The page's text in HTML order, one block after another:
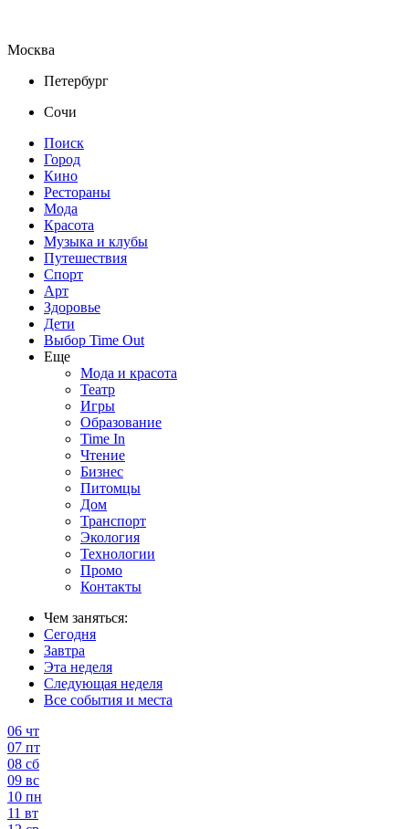
Москва
Петербург
Сочи
Поиск
Город
Кино
Рестораны
Мода
Красота
Музыка и клубы
Путешествия
Спорт
Арт
Здоровье
Дети
Выбор Time Out
Еще
Мода и красота
Театр
Игры
Образование
Time In
Чтение
Бизнес
Питомцы
Дом
Транспорт
Экология
Технологии
Промо
Контакты
Чем заняться:
Сегодня
Завтра
Эта неделя
Следующая неделя
Все события и места
06 чт
07 пт
08 сб
09 вс
10 пн
11 вт